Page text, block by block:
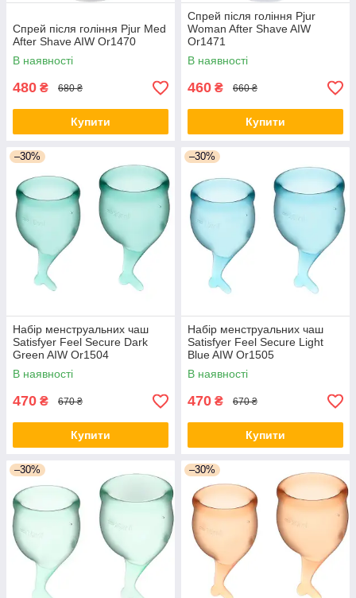
Спрей після гоління Pjur Med
After Shave AIW Or1470
В наявності
480 ₴ 680 ₴
Купити
Спрей після гоління Pjur
Woman After Shave AIW
Or1471
В наявності
460 ₴ 660 ₴
Купити
–30%
Набір менструальних чаш
Satisfyer Feel Secure Dark
Green AIW Or1504
В наявності
470 ₴ 670 ₴
Купити
–30%
Набір менструальних чаш
Satisfyer Feel Secure Light
Blue AIW Or1505
В наявності
470 ₴ 670 ₴
Купити
–30% –30%